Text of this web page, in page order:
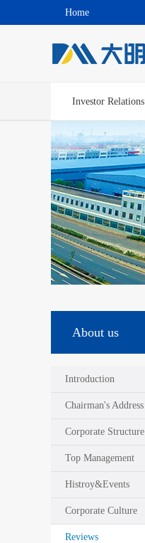
Home
Investor Relations
About us
Introduction
Chairman's Address
Corporate Structure
Top Management
Histroy&Events
Corporate Culture
Reviews